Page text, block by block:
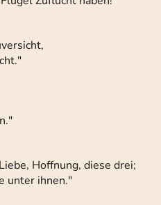
Hoffnung, diese drei;
unter ihnen."